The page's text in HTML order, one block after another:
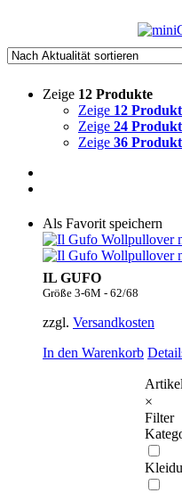
Zeige 12 Produkte
Zeige 12
Zeige 24
Zeige 36
Als Favorit speichern
IL GUFO
Größe 3-6M - 62/68
zzgl. Versandkosten
In den Warenkorb
×
Filter